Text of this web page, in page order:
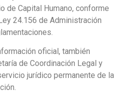
de Capital Humano, conforme
24.156 de Administración
oficial, también
de Coordinación Legal y
jurídico permanente de la